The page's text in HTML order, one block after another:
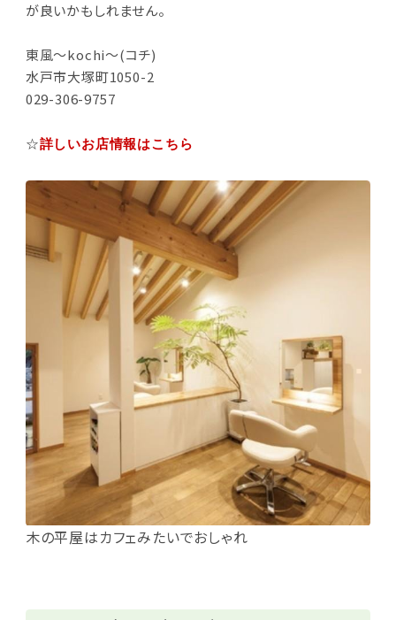
が良いかもしれません。
東風～kochi～(コチ)
水戸市大塚町1050-2
029-306-9757
☆詳しいお店情報はこちら
木の平屋はカフェみたいでおしゃれ